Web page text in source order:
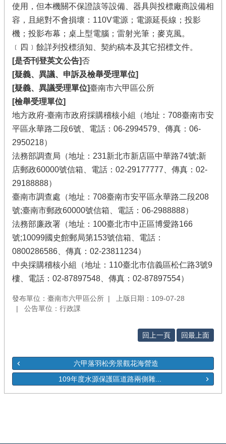
使用，但本機關不保證該等設備、器具與投標廠商設備相
容，且絕對不會損壞：110V電源；電源延長線；投影
機；投影布幕；桌上型電腦；雷射光筆；麥克風。
﹝四﹞餘詳列投標須知、契約稿本及其它招標文件。
[是否刊登英文公告]否
[疑義、異議、申訴及檢舉受理單位]
[疑義、異議受理單位]臺南市六甲區公所
[檢舉受理單位]
地方政府-臺南市政府採購稽核小組（地址：708臺南市安
平區永華路二段6號、電話：06-2994579、傳真：06-
2950218）
法務部調查局（地址：231新北市新店區中華路74號;新
店郵政60000號信箱、電話：02-29177777、傳真：02-
29188888）
臺南市調查處（地址：708臺南市安平區永華路二段208
號;臺南市郵政60000號信箱、電話：06-2988888）
法務部廉政署（地址：100臺北市中正區博愛路166
號;10099國史館郵局第153號信箱、電話：
0800286586、傳真：02-23811234）
中央採購稽核小組（地址：110臺北市信義區松仁路3號9
樓、電話：02-87897548、傳真：02-87897554）
發布單位：臺南市六甲區公所
上版日期：109-07-28
公告單位：行政課
回上一頁 回最上面
六甲落羽松旁景觀花海營造
109年度水源保護區道路兩側雜...